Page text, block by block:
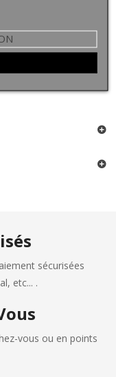
sécurisées
etc... .
vous ou en points